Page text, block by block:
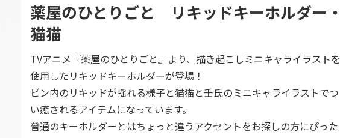
薬屋のひとりごと リキッドキーホルダー・
猫猫
TVアニメ『薬屋のひとりごと』より、描き起こしミニキャライラストを
使用したリキッドキーホルダーが登場！
ビン内のリキッドが揺れる様子と猫猫と壬氏のミニキャライラストでつ
い癒されるアイテムになっています。
普通のキーホルダーとはちょっと違うアクセントをお探しの方にぴった